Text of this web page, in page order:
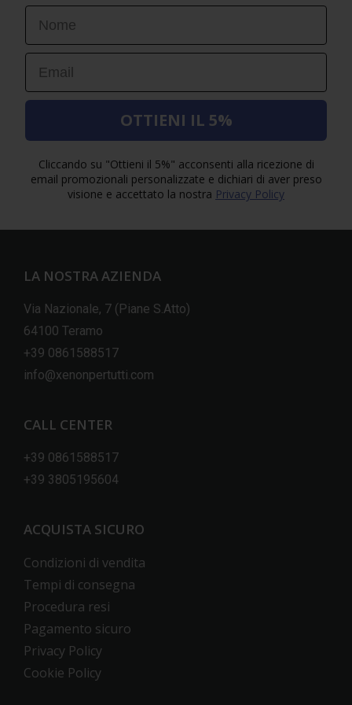
First Name
Email
OTTIENI IL 5%
Cliccando su "Ottieni il 5%" acconsenti alla ricezione di
email promozionali personalizzate e dichiari di aver preso
visione e accettato la nostra Privacy Policy
LA NOSTRA AZIENDA
Via Nazionale, 7 (Piane S.Atto)
64100 Teramo
+39 0861588517
info@xenonpertutti.com
CALL CENTER
+39 0861588517
+39 3805195604
ACQUISTA SICURO
Condizioni di vendita
Tempi di consegna
Procedura resi
Pagamento sicuro
Privacy Policy
Cookie Policy